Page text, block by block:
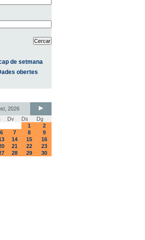
de setmana
obertes
2026
Dv Ds
Dg
1
2
6 7 8
9
14 15
16
21 22
23
28 29
30